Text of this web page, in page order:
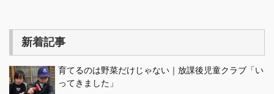
新着記事
育てるのは野菜だけじゃない｜放課後児童クラブ「い
ってきました」